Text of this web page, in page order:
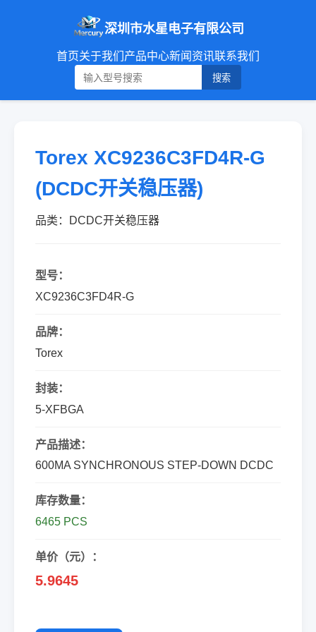
深圳市水星电子有限公司
首页关于我们 产品中心新闻资讯联系我们
搜索
Torex XC9236C3FD4R-G
(DCDC开关稳压器)
品类：DCDC开关稳压器
型号：
XC9236C3FD4R-G
品牌：
Torex
封装：
5-XFBGA
产品描述：
600MA SYNCHRONOUS STEP-DOWN DCDC
库存数量：
6465 PCS
单价（元）：
5.9645